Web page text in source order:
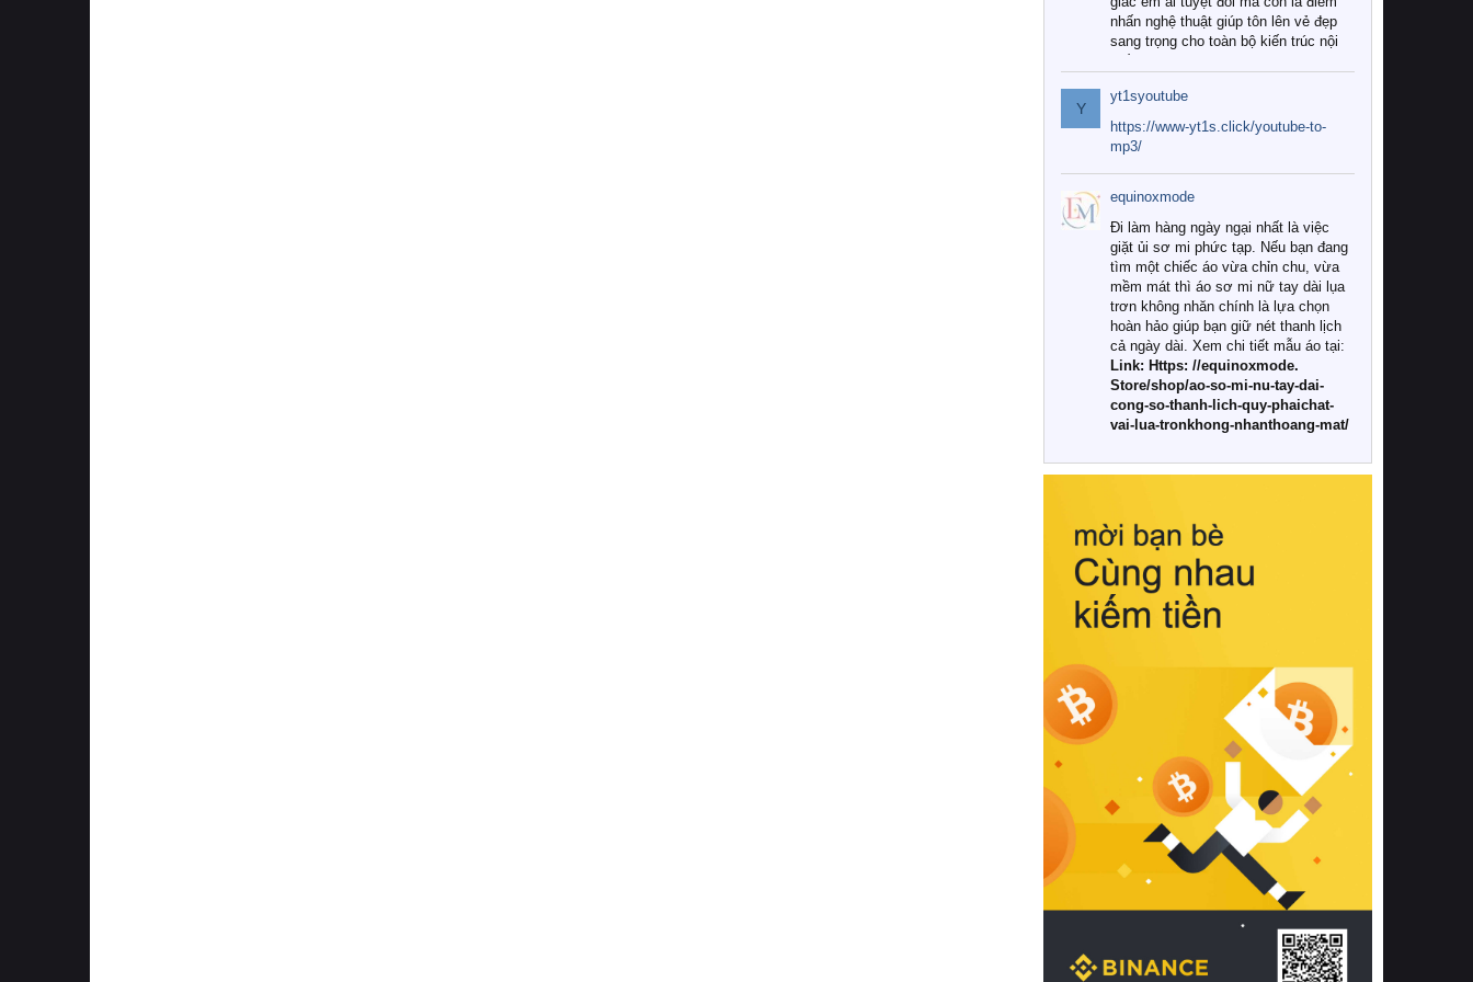
nhấn nghệ thuật giúp tôn lên vẻ đẹp
sang trọng cho toàn bộ kiến trúc nội
Tuy nhiên, giữa thị trường đa dạng
với vô vàn thương hiệu và mẫu mã
như hiện nay, làm thế nào để chọn
được những bộ chăn ga gối đệm cao
cấp thực sự chất lượng, phù hợp với
khí hậu và nhu cầu sử dụng của gia
đình? Hãy cùng chúng tôi đi tìm lời
giải đáp chi tiết qua bài viết dưới đây.
1. Tại sao các gia đình hiện đại lại ưa
chuộng chăn ga gối đệm cao cấp?
Khác với các dòng sản phẩm thông
thường, những bộ chăn ga gối đệm
cao cấp trải qua quy trình sản xuất
nghiêm ngặt từ khâu chọn lọc nguyên
liệu tự nhiên đến công nghệ dệt
nhuộm hiện đại không chứa hóa chất
này, bạn sẽ cảm nhận rõ rệt sự khác
hồi chuẩn xác của phần đệm nâng đỡ
cột sống.
Bên cạnh đó, việc lựa chọn các dòng
sản phẩm đạt chuẩn chất lượng quốc
tế còn giúp ngăn ngừa tình trạng kích
khuẩn và nấm mốc trong điều kiện
thời tiết nóng ẩm. Bạn có thể tìm hiểu
thêm các nghiên cứu khoa học về tác
động của giấc ngủ và môi trường
phòng ngủ đối với sức khỏe con
người tại Sleep Foundation (External
Link) để có cái nhìn toàn diện hơn.
2. Các tiêu chí vàng khi lựa chọn
chăn ga gối đệm cao cấp cho phòng
ngủ
Để sở hữu một bộ chăn ga gối đệm
cao cấp hoàn hảo cả về thẩm mỹ lẫn
công năng, người tiêu dùng cần cân
nhắc kỹ lưỡng các tiêu chí quan trọng
Y
yt1syoutube
https://www-yt1s.click/youtube-to-
mp3/
equinoxmode
Đi làm hàng ngày ngại nhất là việc
giặt ủi sơ mi phức tạp. Nếu bạn đang
tìm một chiếc áo vừa chỉn chu, vừa
mềm mát thì áo sơ mi nữ tay dài lụa
trơn không nhăn chính là lựa chọn
hoàn hảo giúp bạn giữ nét thanh lịch
cả ngày dài. Xem chi tiết mẫu áo tại:
Link: Https: //equinoxmode.
Store/shop/ao-so-mi-nu-tay-dai-
cong-so-thanh-lich-quy-phaichat-
vai-lua-tronkhong-nhanthoang-mat/